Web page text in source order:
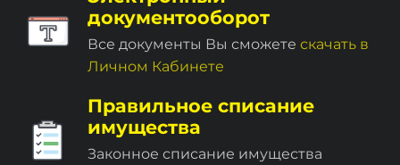
документооборот
Все документы Вы сможете скачать в
Личном Кабинете
Правильное списание
имущества
Законное списание имущества